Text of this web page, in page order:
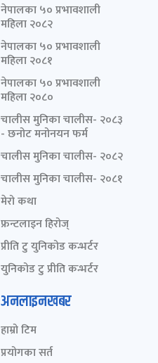
नेपालका ५० प्रभावशाली
महिला २०८२
नेपालका ५० प्रभावशाली
महिला २०८१
नेपालका ५० प्रभावशाली
महिला २०८०
चालीस मुनिका चालीस- २०८३
- छनोट मनोनयन फर्म
चालीस मुनिका चालीस- २०८२
चालीस मुनिका चालीस- २०८१
मेरो कथा
फ्रन्टलाइन हिरोज्
प्रीति टु युनिकोड कन्भर्टर
युनिकोड टु प्रीति कन्भर्टर
अनलाइनखबर
हाम्रो टिम
प्रयोगका सर्त